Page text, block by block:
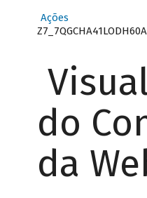
Ações
do
da